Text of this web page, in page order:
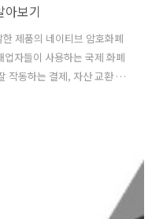
아보기
제품의 네이티브 암호화폐
자들이 사용하는 국제 화폐
작동하는 결제, 자산 교환 및
되며 비트코인에 비해 덜 복
의 사용자는 은행을 우회하
습니다. 비트코인이 암호
을 바꿔 대형 기업과 금융
금 네트워크인 OpenCoin
XRP가 출시됐는데, 800억..